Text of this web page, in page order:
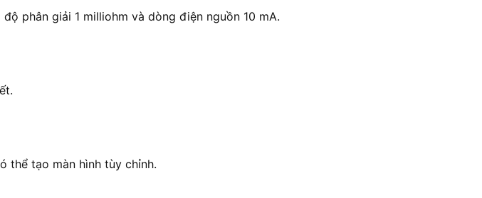
phân giải 1 milliohm và dòng điện nguồn 10 mA.
thể tạo màn hình tùy chỉnh.